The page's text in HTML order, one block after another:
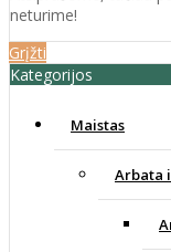
neturime!
Grįžti
Kategorijos
Maistas
Arbata